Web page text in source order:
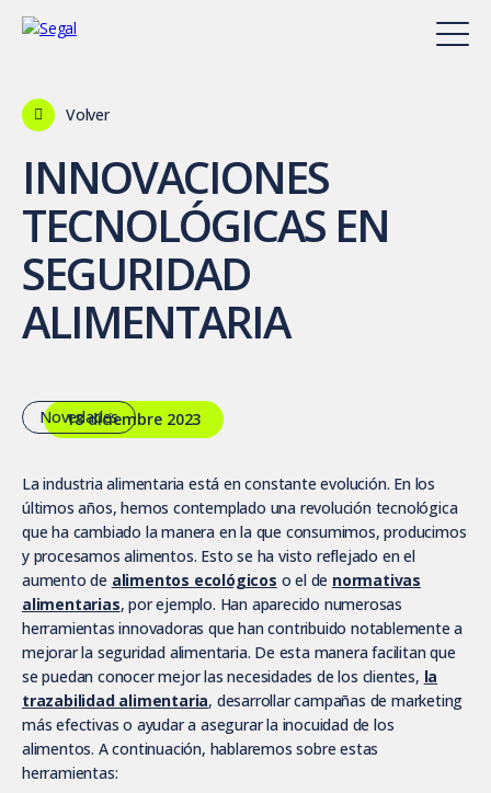
Volver
INNOVACIONES
TECNOLÓGICAS EN
SEGURIDAD
ALIMENTARIA
18 diciembre 2023
Novedades
La industria alimentaria está en constante evolución. En los
últimos años, hemos contemplado una revolución tecnológica
que ha cambiado la manera en la que consumimos, producimos
y procesamos alimentos. Esto se ha visto reflejado en el
aumento de alimentos ecológicos o el de normativas
alimentarias, por ejemplo. Han aparecido numerosas
herramientas innovadoras que han contribuido notablemente a
mejorar la seguridad alimentaria. De esta manera facilitan que
se puedan conocer mejor las necesidades de los clientes, la
trazabilidad alimentaria, desarrollar campañas de marketing
más efectivas o ayudar a asegurar la inocuidad de los
alimentos. A continuación, hablaremos sobre estas
herramientas: